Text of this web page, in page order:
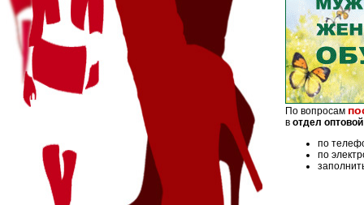
По вопросам
в отдел
по
по